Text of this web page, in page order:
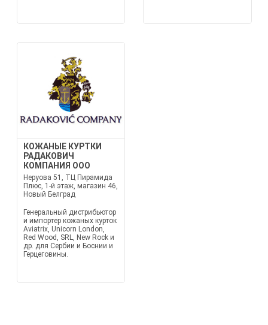
КОЖАНЫЕ КУРТКИ
РАДАКОВИЧ
КОМПАНИЯ ООО
Неруова 51, ТЦ Пирамида
Плюс, 1-й этаж, магазин 46,
Новый Белград
Генеральный дистрибьютор
и импортер кожаных курток
Aviatrix, Unicorn London,
Red Wood, SRL, New Rock и
др. для Сербии и Боснии и
Герцеговины.